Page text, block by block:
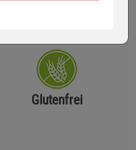
Glutenfrei
für die Gruppe